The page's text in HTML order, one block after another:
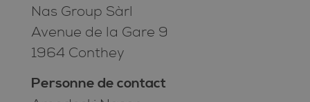
Nas Group Sàrl
Avenue de la Gare 9
1964 Conthey
Personne de contact